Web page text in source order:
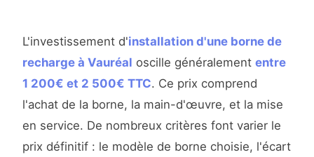
L'investissement d'installation d'une borne de
recharge à Vauréal oscille généralement entre
1 200€ et 2 500€ TTC. Ce prix comprend
l'achat de la borne, la main-d'œuvre, et la mise
en service. De nombreux critères font varier le
prix définitif : le modèle de borne choisie, l'écart